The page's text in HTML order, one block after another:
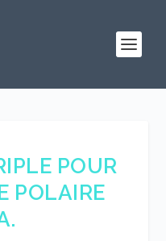
POUR
POLAIRE